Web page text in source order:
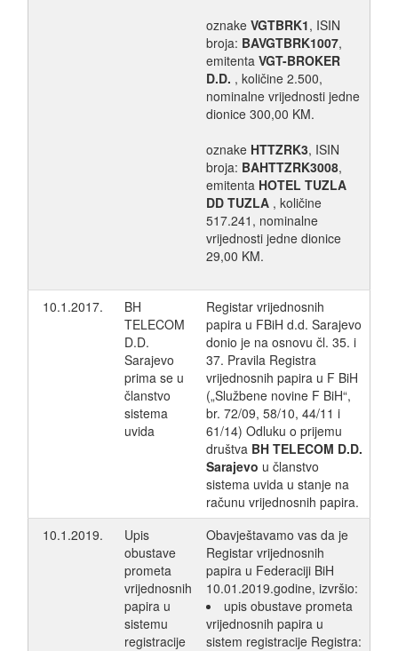
oznake VGTBRK1, ISIN
broja: BAVGTBRK1007,
emitenta VGT-BROKER
D.D. , količine 2.500,
nominalne vrijednosti jedne
dionice 300,00 KM.
oznake HTTZRK3, ISIN
broja: BAHTTZRK3008,
emitenta HOTEL TUZLA
DD TUZLA , količine
517.241, nominalne
vrijednosti jedne dionice
29,00 KM.
10.1.2017.
BH
TELECOM
D.D.
Sarajevo
prima se u
članstvo
sistema
uvida
Registar vrijednosnih
papira u FBiH d.d. Sarajevo
donio je na osnovu čl. 35. i
37. Pravila Registra
vrijednosnih papira u F BiH
(„Službene novine F BiH“,
br. 72/09, 58/10, 44/11 i
61/14) Odluku o prijemu
društva BH TELECOM D.D.
Sarajevo u članstvo
sistema uvida u stanje na
računu vrijednosnih papira.
10.1.2019.
Upis
obustave
prometa
vrijednosnih
papira u
sistemu
registracije
Obavještavamo vas da je
Registar vrijednosnih
papira u Federaciji BiH
10.01.2019.godine, izvršio:
upis obustave prometa
vrijednosnih papira u
sistem registracije Registra: